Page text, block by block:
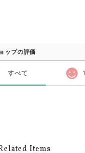
ップの評価
すべて
Items